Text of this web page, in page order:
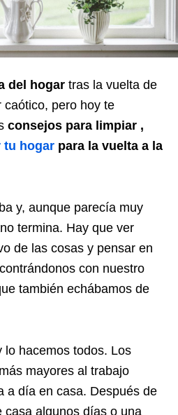
del hogar tras la vuelta de
caótico, pero hoy te
consejos para limpiar ,
tu hogar para la vuelta a la
y, aunque parecía muy
termina. Hay que ver
de las cosas y pensar en
con nuestro
también echábamos de
lo hacemos todos. Los
mayores al trabajo
a día en casa. Después de
casa algunos días o una